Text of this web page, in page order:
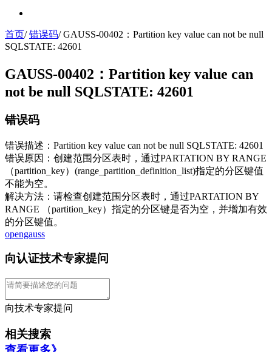
首页/错误码/GAUSS-00402：Partition key value can not be null
SQLSTATE: 42601
GAUSS-00402：Partition key value can
not be null SQLSTATE: 42601
错误码
错误描述：Partition key value can not be null SQLSTATE: 42601
错误原因：创建范围分区表时，通过PARTATION BY RANGE
（partition_key）(range_partition_definition_list)指定的分区键值
不能为空。
解决方法：请检查创建范围分区表时，通过PARTATION BY
RANGE （partition_key）指定的分区键是否为空，并增加有效
的分区键值。
opengauss
向认证技术专家提问
向技术专家提问
相关搜索